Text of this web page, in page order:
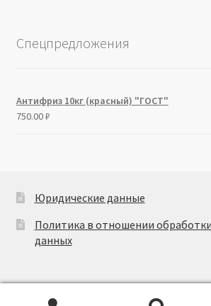
Спецпредложения
Антифриз 10кг (красный) "ГОСТ"
750.00₽
Юридические данные
Политика в отношении
данных